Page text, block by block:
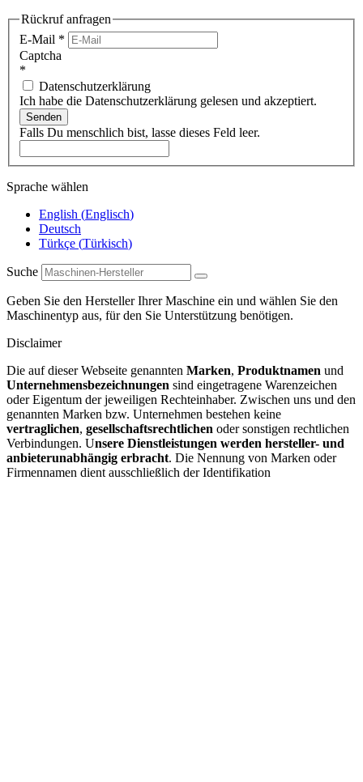
Rückruf anfragen
E-Mail *
Captcha
*
Datenschutzerklärung
Ich habe die Datenschutzerklärung gelesen und akzeptiert.
Senden
Falls Du menschlich bist, lasse dieses Feld leer.
Sprache wählen
English (Englisch)
Deutsch
Türkçe (Türkisch)
Suche
Geben Sie den Hersteller Ihrer Maschine ein und wählen Sie den
Maschinentyp aus, für den Sie Unterstützung benötigen.
Disclaimer
Die auf dieser Webseite genannten Marken, Produktnamen und
Unternehmensbezeichnungen sind eingetragene Warenzeichen
oder Eigentum der jeweiligen Rechteinhaber. Zwischen uns und den
genannten Marken bzw. Unternehmen bestehen keine
vertraglichen, gesellschaftsrechtlichen oder sonstigen rechtlichen
Verbindungen. Unsere Dienstleistungen werden hersteller- und
anbieterunabhängig erbracht. Die Nennung von Marken oder
Firmennamen dient ausschließlich der Identifikation